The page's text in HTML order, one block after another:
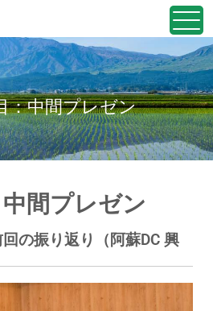
：中間プレゼン
間プレゼン
の振り返り（阿蘇DC 興